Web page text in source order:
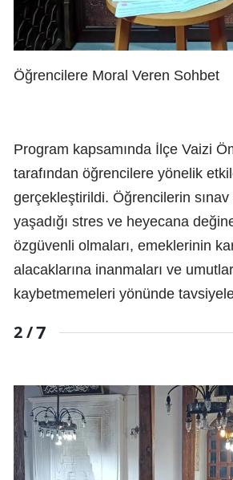
Öğrencilere Moral Veren Sohbet
Program kapsamında İlçe Vaizi
tarafından öğrencilere yönelik
gerçekleştirildi. Öğrencilerin
yaşadığı stres ve heyecana
özgüvenli olmaları, emeklerinin
alacaklarına inanmaları ve
kaybetmemeleri yönünde
2 /7